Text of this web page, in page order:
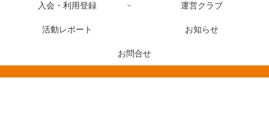
入会・利用登録 運営クラブ
活動レポート お知らせ
お問合せ